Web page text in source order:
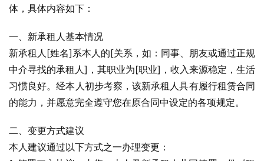
体，具体内容如下：
一、新承租人基本情况
新承租人[姓名]系本人的[关系，如：同事、朋友或通过正规
中介寻找的承租人]，其职业为[职业]，收入来源稳定，生活
习惯良好。经本人初步考察，该新承租人具有履行租赁合同
的能力，并愿意完全遵守您在原合同中设定的各项规定。
二、变更方式建议
本人建议通过以下方式之一办理变更：